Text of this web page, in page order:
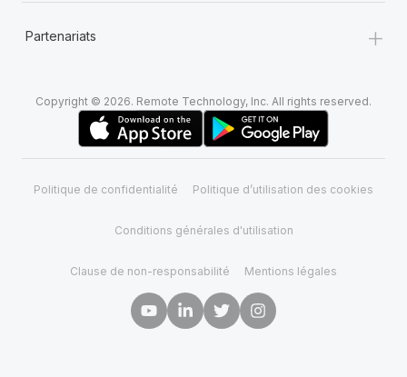
Partenariats +
Copyright © 2026. Remote Technology, Inc. All rights reserved.
Politique de confidentialité Politique d’utilisation des cookies
Conditions générales d'utilisation
Clause de non-responsabilité Mentions légales